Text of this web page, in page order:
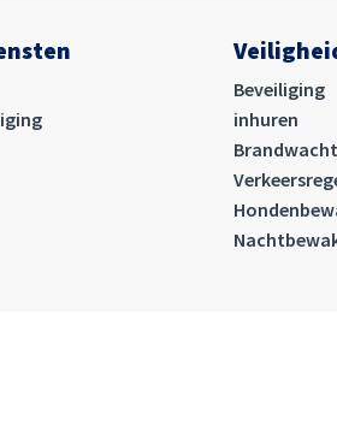
Beveiliging
inhuren
Brandwacht